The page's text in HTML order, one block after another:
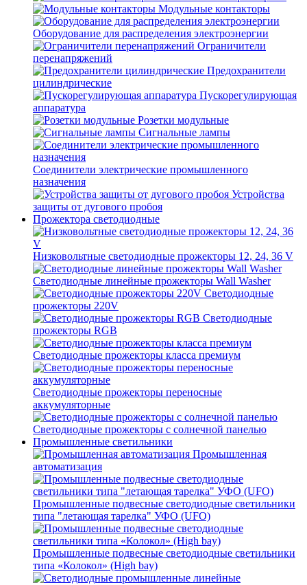
Модульные контакторы
Оборудование для распределения электроэнергии
Ограничители
перенапряжений
Предохранители
цилиндрические
Пускорегулирующая
аппаратура
Розетки модульные
Сигнальные лампы
Соединители электрические промышленного
назначения
Устройства
защиты от дугового пробоя
Прожектора светодиодные
Низковольтные светодиодные прожекторы 12, 24, 36 V
Светодиодные линейные прожекторы Wall Washer
Светодиодные
прожекторы 220V
Светодиодные
прожекторы RGB
Светодиодные прожекторы класса премиум
Светодиодные прожекторы переносные
аккумуляторные
Светодиодные прожекторы с солнечной панелью
Промышленные светильники
Промышленная
автоматизация
Промышленные подвесные cветодиодные светильники
типа "летающая тарелка" УФО (UFO)
Промышленные подвесные cветодиодные светильники
типа «Колокол» (High bay)